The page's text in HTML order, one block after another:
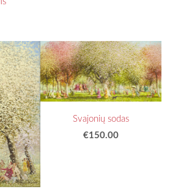
Svajonių sodas
€150.00